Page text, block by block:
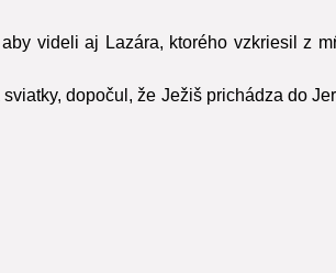
videli aj Lazára, ktorého vzkriesil z
dopočul, že Ježiš prichádza do